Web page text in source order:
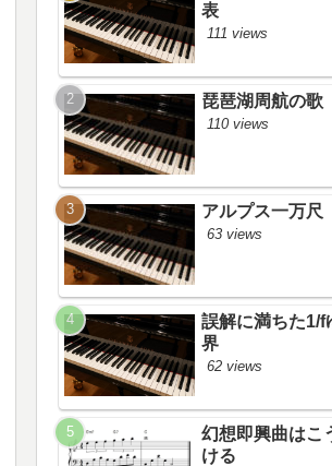
表
111 views
琵琶湖周航の歌
110 views
アルプス一万尺
63 views
誤解に満ちた1/f
界
62 views
幻想即興曲はこ
ける